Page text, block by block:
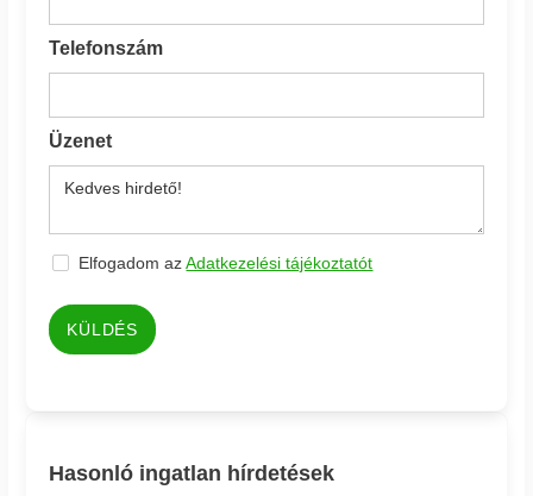
Telefonszám
Üzenet
Elfogadom azAdatkezelési tájékoztatót
KÜLDÉS
Hasonló ingatlan hírdetések